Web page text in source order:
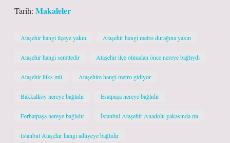
Tarih: Makaleler
Ataşehir hangi ilçeye yakın Ataşehir hangi metro durağına yakın
Ataşehir hangi semttedir Ataşehir ilçe olmadan önce nereye bağlıydı
Ataşehir lüks mü Ataşehire hangi metro gidiyor
Bakkalköy nereye bağlıdır Esatpaşa nereye bağlıdır
Ferhatpaşa nereye bağlıdır İstanbul Ataşehir Anadolu yakasında mı
İstanbul Ataşehir hangi adliyeye bağlıdır